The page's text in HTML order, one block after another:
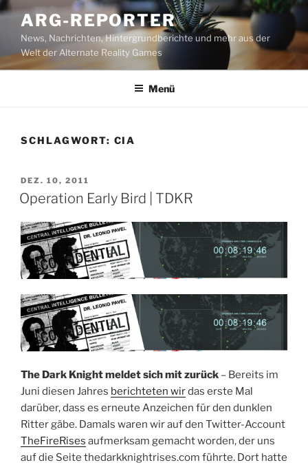
Zum
Inhalt
springen
ARG-REPORTER
News, Nachrichten, Hintergrundberichte und mehr aus der
Welt der Alternate Reality Games
Menü
SCHLAGWORT: CIA
VERÖFFENTLICHT
AM
DEZ. 10, 2011
Operation Early Bird | TDKR
The Dark Knight meldet sich mit zurück – Bereits im
Juni diesen Jahres berichteten wirdas erste Mal
darüber, dass es erneute Anzeichen für den dunklen
Ritter gäbe. Damals waren wir auf den Twitter-Account
TheFireRises aufmerksam gemacht worden, der uns
auf die Seite thedarkknightrises.com führte. Dort hatte